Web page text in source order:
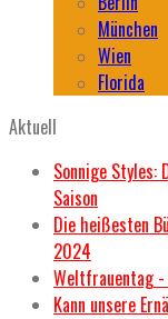
München
Wien
Florida
Aktuell
Sonnige
Saison
Die heißesten
2024
Weltfrauentag -
Kann unsere